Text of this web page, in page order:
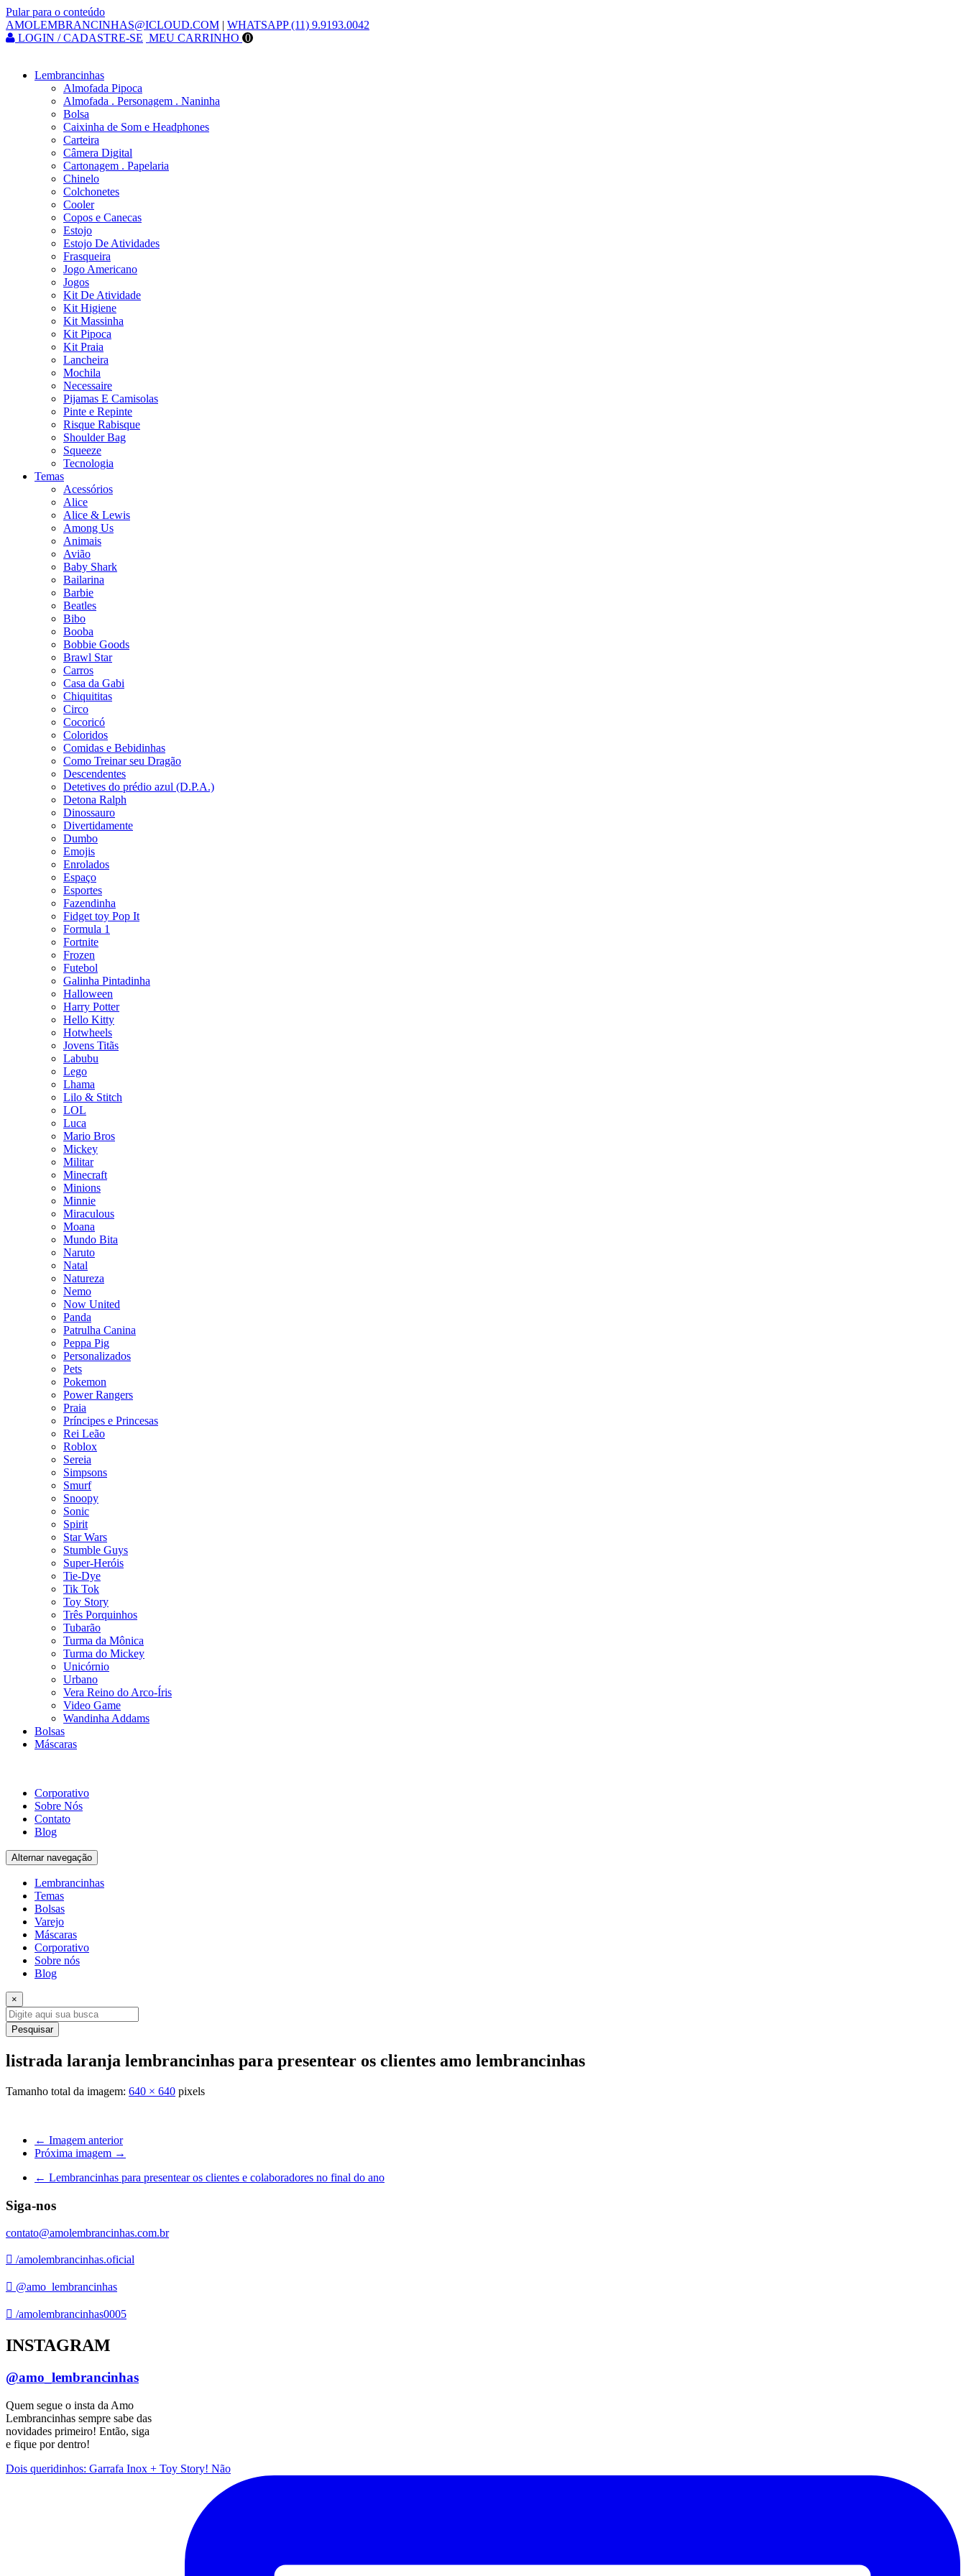
Pular para o conteúdo
AMOLEMBRANCINHAS@ICLOUD.COM | WHATSAPP (11) 9.9193.0042
LOGIN / CADASTRE-SE MEU CARRINHO 0
Lembrancinhas
Almofada Pipoca
Almofada . Personagem . Naninha
Bolsa
Caixinha de Som e Headphones
Carteira
Câmera Digital
Cartonagem . Papelaria
Chinelo
Colchonetes
Cooler
Copos e Canecas
Estojo
Estojo De Atividades
Frasqueira
Jogo Americano
Jogos
Kit De Atividade
Kit Higiene
Kit Massinha
Kit Pipoca
Kit Praia
Lancheira
Mochila
Necessaire
Pijamas E Camisolas
Pinte e Repinte
Risque Rabisque
Shoulder Bag
Squeeze
Tecnologia
Temas
Acessórios
Alice
Alice & Lewis
Among Us
Animais
Avião
Baby Shark
Bailarina
Barbie
Beatles
Bibo
Booba
Bobbie Goods
Brawl Star
Carros
Casa da Gabi
Chiquititas
Circo
Cocoricó
Coloridos
Comidas e Bebidinhas
Como Treinar seu Dragão
Descendentes
Detetives do prédio azul (D.P.A.)
Detona Ralph
Dinossauro
Divertidamente
Dumbo
Emojis
Enrolados
Espaço
Esportes
Fazendinha
Fidget toy Pop It
Formula 1
Fortnite
Frozen
Futebol
Galinha Pintadinha
Halloween
Harry Potter
Hello Kitty
Hotwheels
Jovens Titãs
Labubu
Lego
Lhama
Lilo & Stitch
LOL
Luca
Mario Bros
Mickey
Militar
Minecraft
Minions
Minnie
Miraculous
Moana
Mundo Bita
Naruto
Natal
Natureza
Nemo
Now United
Panda
Patrulha Canina
Peppa Pig
Personalizados
Pets
Pokemon
Power Rangers
Praia
Príncipes e Princesas
Rei Leão
Roblox
Sereia
Simpsons
Smurf
Snoopy
Sonic
Spirit
Star Wars
Stumble Guys
Super-Heróis
Tie-Dye
Tik Tok
Toy Story
Três Porquinhos
Tubarão
Turma da Mônica
Turma do Mickey
Unicórnio
Urbano
Vera Reino do Arco-Íris
Video Game
Wandinha Addams
Bolsas
Máscaras
Corporativo
Sobre Nós
Contato
Blog
Alternar navegação
Lembrancinhas
Temas
Bolsas
Varejo
Máscaras
Corporativo
Sobre nós
Blog
×
Pesquisar
listrada laranja lembrancinhas para presentear os clientes amo lembrancinhas
Tamanho total da imagem: 640 × 640 pixels
← Imagem anterior
Próxima imagem →
← Lembrancinhas para presentear os clientes e colaboradores no final do ano
Siga-nos
contato@amolembrancinhas.com.br
/amolembrancinhas.oficial
@amo_lembrancinhas
/amolembrancinhas0005
INSTAGRAM
@amo_lembrancinhas
Quem segue o insta da Amo
Lembrancinhas sempre sabe das
novidades primeiro! Então, siga
e fique por dentro!
Dois queridinhos: Garrafa Inox + Toy Story! Não